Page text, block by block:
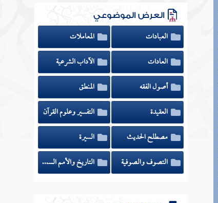
العرض الموضوعي
العبادات
المعاملات
العادات
الآداب الشرعية
أصول الفقه
المنطق
العقيدة
التفسير وعلوم القرآن
مصطلح الحديث
السيرة
التصوف والصوفية
التاريخ والأمم السابقة